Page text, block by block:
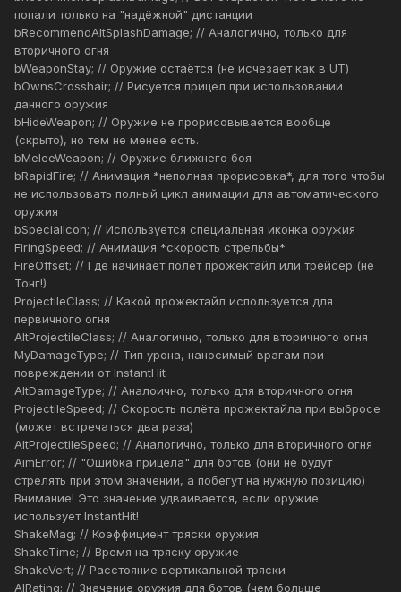
попали только на "надёжной" дистанции
bRecommendAltSplashDamage; // Аналогично, только для
вторичного огня
bWeaponStay; // Оружие остаётся (не исчезает как в UT)
bOwnsCrosshair; // Рисуется прицел при использовании
данного оружия
bHideWeapon; // Оружие не прорисовывается вообще
(скрыто), но тем не менее есть.
bMeleeWeapon; // Оружие ближнего боя
bRapidFire; // Анимация *неполная прорисовка*, для того чтобы
не использовать полный цикл анимации для автоматического
оружия
bSpecialIcon; // Используется специальная иконка оружия
FiringSpeed; // Анимация *скорость стрельбы*
FireOffset; // Где начинает полёт прожектайл или трейсер (не
Тонг!)
ProjectileClass; // Какой прожектайл используется для
первичного огня
AltProjectileClass; // Аналогично, только для вторичного огня
MyDamageType; // Тип урона, наносимый врагам при
повреждении от InstantHit
AltDamageType; // Аналоично, только для вторичного огня
ProjectileSpeed; // Скорость полёта прожектайла при выбросе
(может встречаться два раза)
AltProjectileSpeed; // Аналогично, только для вторичного огня
AimError; // "Ошибка прицела" для ботов (они не будут
стрелять при этом значении, а побегут на нужную позицию)
Внимание! Это значение удваивается, если оружие
использует InstantHit!
ShakeMag; // Коэффициент тряски оружия
ShakeTime; // Время на тряску оружие
ShakeVert; // Расстояние вертикальной тряски
AIRating; // Значение оружия для ботов (чем больше